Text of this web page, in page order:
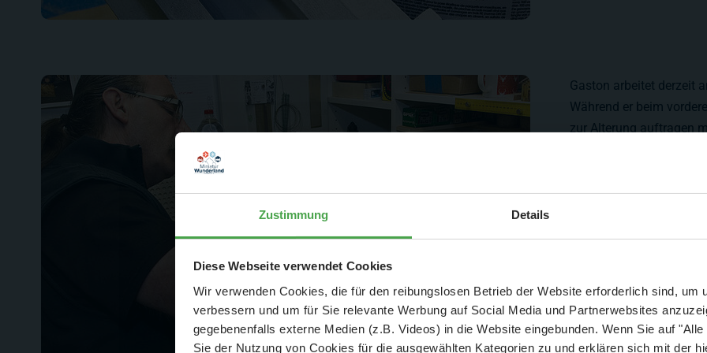
Zustimmung Details
Diese Webseite verwendet Cookies
Wir verwenden Cookies, die für den reibungslosen Betrieb der Website erforderlich sind, um
verbessern und um für Sie relevante Werbung auf Social Media und Partnerwebsites
gegebenenfalls externe Medien (z.B. Videos) in die Website eingebunden. Wenn Sie auf
Sie der Nutzung von Cookies für die ausgewählten Kategorien zu und erklären sich mit der
Gaston arbeitet derzeit
Während er beim
zur Alterung auftragen
Aktuelle Mitteilung
Der Spar-Hammer: 25 % Ersparnis bei Große Pötte & kleine
und September - ohne Wartezeit
- Abendliche Hafenrundfahrt/Lichterfahrt 🛥️
- anschließender Wunderland-BesuchOHNEWartezeit 🚂